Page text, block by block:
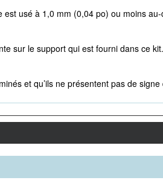
usé à 1,0 mm (0,04 po) ou moins
sur le support qui est fourni dans ce
et qu’ils ne présentent pas de